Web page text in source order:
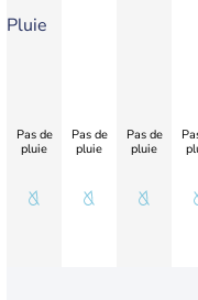
Pluie
Pas de
pluie
Pas de
pluie
Pas de
pluie